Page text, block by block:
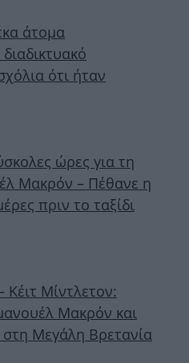
άτομα
ότι ήταν
ώρες για τη
Μακρόν – Πέθανε η
πριν το ταξίδι
Κέιτ Μίντλετον:
Μακρόν και
Μεγάλη Βρετανία